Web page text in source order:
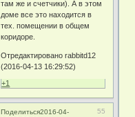
там же и счетчики). А в этом
доме все это находится в
тех. помещении в общем
коридоре.
Отредактировано rabbitd12
(2016-04-13 16:29:52)
+1
Поделиться 55
2016-04-